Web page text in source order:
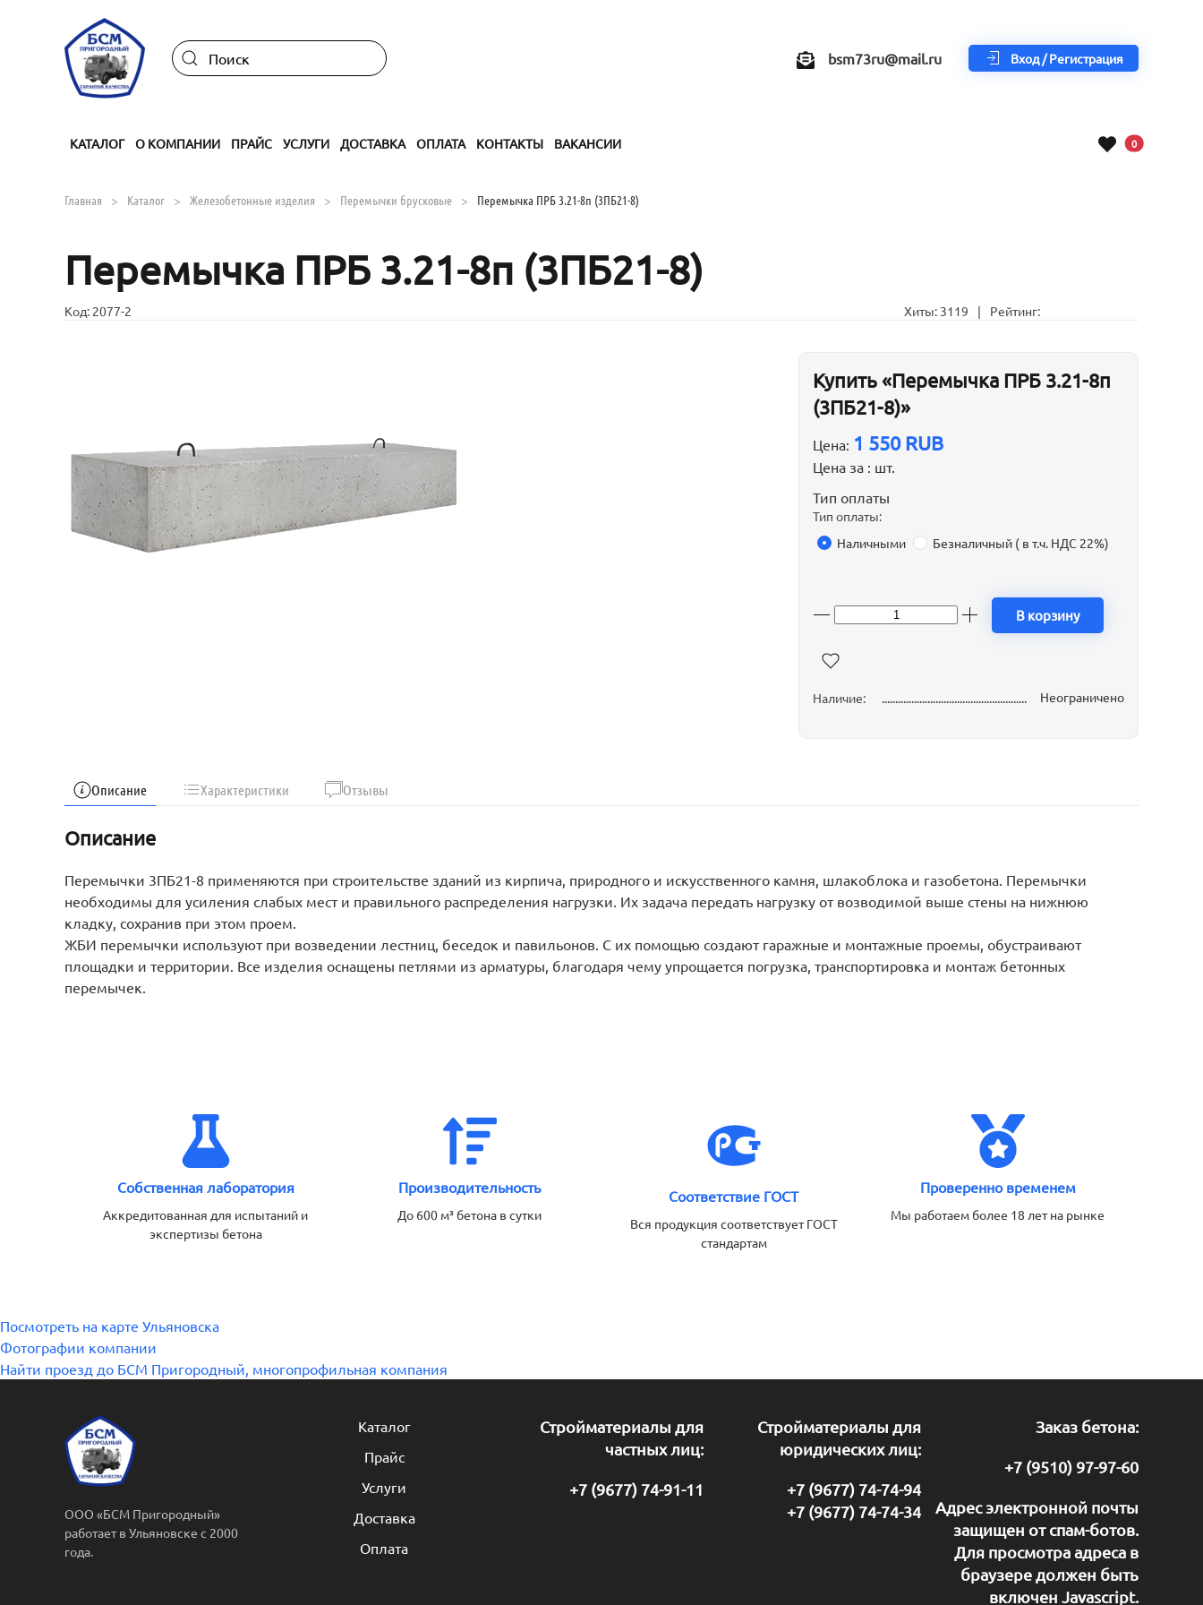
Skip to main content bsm73ru@mail.ru Вход / Регистрация
КАТАЛОГ О КОМПАНИИ ПРАЙС УСЛУГИ ДОСТАВКА ОПЛАТА КОНТАКТЫ ВАКАНСИИ 0В корзину
Главная Каталог Железобетонные изделия Перемычки брусковые Перемычка ПРБ 3.21-8п (3ПБ21-8)
Перемычка ПРБ 3.21-8п (3ПБ21-8)
Код: 2077-2 Хиты: 3119 | Рейтинг:
Купить «Перемычка ПРБ 3.21-8п
(3ПБ21-8)»
Цена: 1 550 RUB
Цена за : шт.
Тип оплаты
Тип оплаты:
Наличными
Безналичный ( в т.ч. НДС 22%)
В корзину
Наличие: Неограничено
Описание Характеристики Отзывы
Описание
Перемычки 3ПБ21-8 применяются при строительстве зданий из кирпича, природного и искусственного камня, шлакоблока и газобетона. Перемычки
необходимы для усиления слабых мест и правильного распределения нагрузки. Их задача передать нагрузку от возводимой выше стены на нижнюю
кладку, сохранив при этом проем.
ЖБИ перемычки используют при возведении лестниц, беседок и павильонов. С их помощью создают гаражные и монтажные проемы, обустраивают
площадки и территории. Все изделия оснащены петлями из арматуры, благодаря чему упрощается погрузка, транспортировка и монтаж бетонных
перемычек.
Собственная лаборатория
Аккредитованная для испытаний и
экспертизы бетона
Производительность
До 600 м³ бетона в сутки
Соответствие ГОСТ
Вся продукция соответствует ГОСТ
стандартам
Проверенно временем
Мы работаем более 18 лет на рынке
Посмотреть на карте Ульяновска
Фотографии компании
Найти проезд до БСМ Пригородный, многопрофильная компания
ООО «БСМ Пригородный»
работает в Ульяновске с 2000
года.
Каталог
Прайс
Услуги
Доставка
Оплата
Стройматериалы для
частных лиц:
+7 (9677) 74-91-11
Стройматериалы для
юридических лиц:
+7 (9677) 74-74-94
+7 (9677) 74-74-34
Заказ бетона:
+7 (9510) 97-97-60
Адрес электронной почты
защищен от спам-ботов.
Для просмотра адреса в
браузере должен быть
включен Javascript.